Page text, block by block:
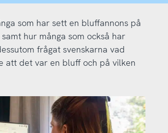
som har sett en bluffannons på
hur många som också har
frågat svenskarna vad
att det var en bluff och på vilken